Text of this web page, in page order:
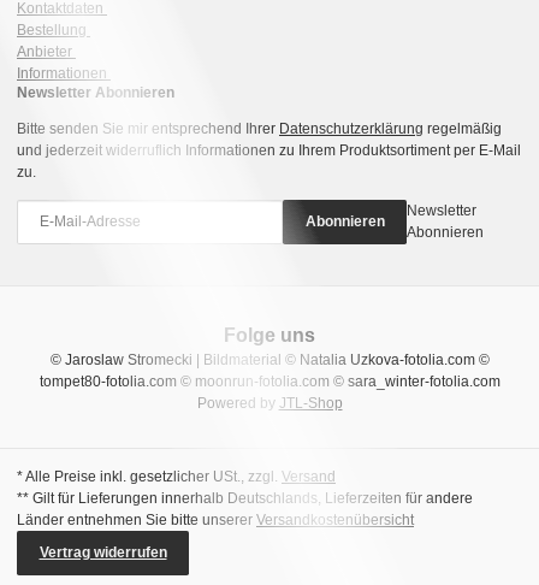
Kontaktdaten
Bestellung
Anbieter
Informationen
Newsletter Abonnieren
Bitte senden Sie mir entsprechend Ihrer Datenschutzerklärung regelmäßig
und jederzeit widerruflich Informationen zu Ihrem Produktsortiment per E-Mail
zu.
Abonnieren
Newsletter
Abonnieren
© Jaroslaw Stromecki | Bildmaterial © Natalia Uzkova-fotolia.com ©
tompet80-fotolia.com © moonrun-fotolia.com © sara_winter-fotolia.com
Powered by JTL-Shop
Folge uns
* Alle Preise inkl. gesetzlicher USt., zzgl. Versand
** Gilt für Lieferungen innerhalb Deutschlands, Lieferzeiten für andere
Länder entnehmen Sie bitte unserer Versandkostenübersicht
Vertrag widerrufen